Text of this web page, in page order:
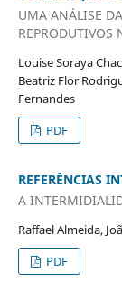
UMA ANÁLISE
REPRODUTIVOS
Louise Soraya
Beatriz Flor
Fernandes
PDF
REFERÊNCIAS
A
Raffael Almeida,
PDF